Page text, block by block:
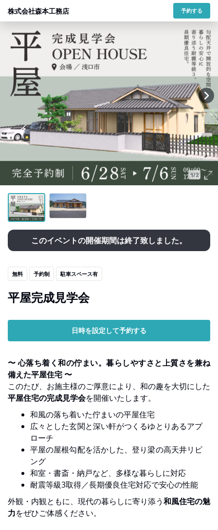
株式会社森本工務店 予約する
1/2
このイベントの開催期間は終了致しました。
無料 予約制 駐車スペース有
平屋完成見学会
日時を設定して予約する
〜 心落ち着く和の佇まい。暮らしやすさと上質さを兼ね
備えた平屋住宅 〜
このたび、お施主様のご厚意により、和の趣を大切にした
平屋住宅の完成見学会を開催いたします。
和風の落ち着いた佇まいの平屋住宅
広々とした玄関と深い軒がつくるゆとりあるアプ
ローチ
平屋の屋根勾配を活かした、登り梁の高天井リビ
ング
和室・書斎・納戸など、多様な暮らしに対応
耐震等級3取得／長期優良住宅対応で安心の性能
外観・内観ともに、現代の暮らしに寄り添う和風住宅の魅
力をぜひご体感ください。